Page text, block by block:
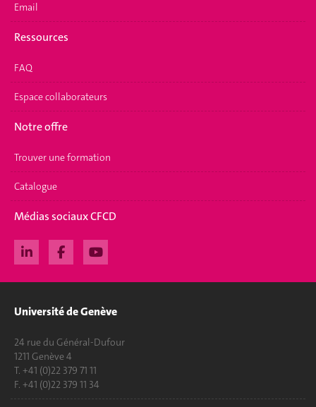
Email
Ressources
FAQ
Espace collaborateurs
Notre offre
Trouver une formation
Catalogue
Médias sociaux CFCD
Université de Genève
24 rue du Général-Dufour
1211 Genève 4
T. +41 (0)22 379 71 11
F. +41 (0)22 379 11 34